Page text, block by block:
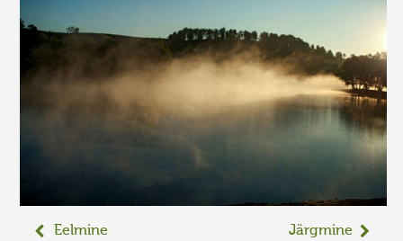
UUS KUVAVÕISTLUS
Hiite kuvavõistlus 2026
VANEMAD KUVAVÕISTLUSED
Eelmine
Järgmine